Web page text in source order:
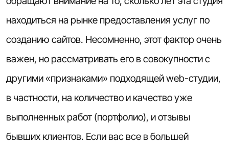
находиться на рынке предоставления услуг по
созданию сайтов. Несомненно, этот фактор очень
важен, но рассматривать его в совокупности с
другими «признаками» подходящей web-студии,
в частности, на количество и качество уже
выполненных работ (портфолио), и отзывы
бывших клиентов. Если вас все в большей